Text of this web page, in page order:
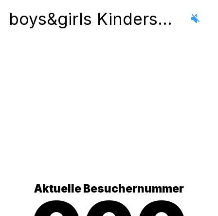
boys&girls Kinderschuh-Beratung
Aktuelle Besuchernummer